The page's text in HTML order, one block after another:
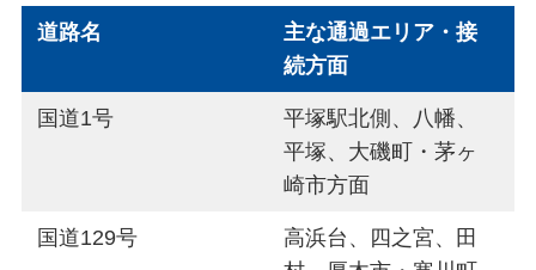
道路名
主な通過エリア・接
続方面
国道1号
平塚駅北側、八幡、
平塚、大磯町・茅ヶ
崎市方面
国道129号
高浜台、四之宮、田